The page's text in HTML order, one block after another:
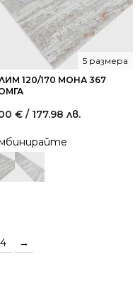
120/170 МОНА 367
5 размера
€ / 177.98 лв.
4 →